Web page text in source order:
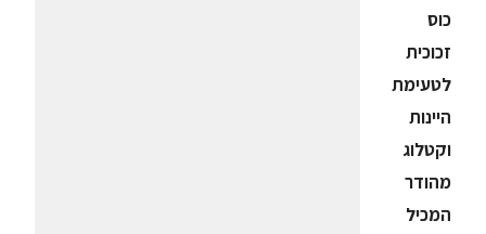
כוס
זכוכית
לטעימת
היינות
וקטלוג
מהודר
המכיל